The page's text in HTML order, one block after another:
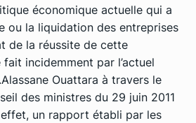
économique actuelle qui a
ou la liquidation des entreprises
de la réussite de cette
incidemment par l’actuel
Ouattara à travers le
des ministres du 29 juin 2011
un rapport établi par les